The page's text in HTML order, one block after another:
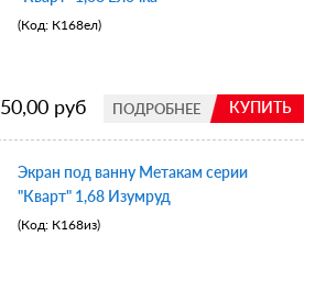
(Код: К168ел)
КУПИТЬ
ПОДРОБНЕЕ
50,00 руб
Экран под ванну Метакам серии
"Кварт" 1,68 Изумруд
(Код: К168из)